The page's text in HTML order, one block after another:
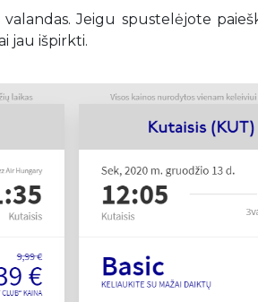
valandas. Jeigu spustelėjote
jau išpirkti.